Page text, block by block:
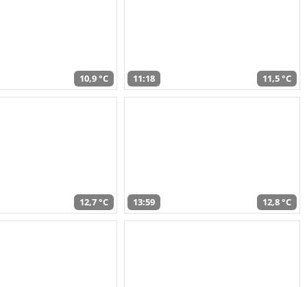
10,9 °C 11:18 11,5 °C
12,7 °C 13:59 12,8 °C